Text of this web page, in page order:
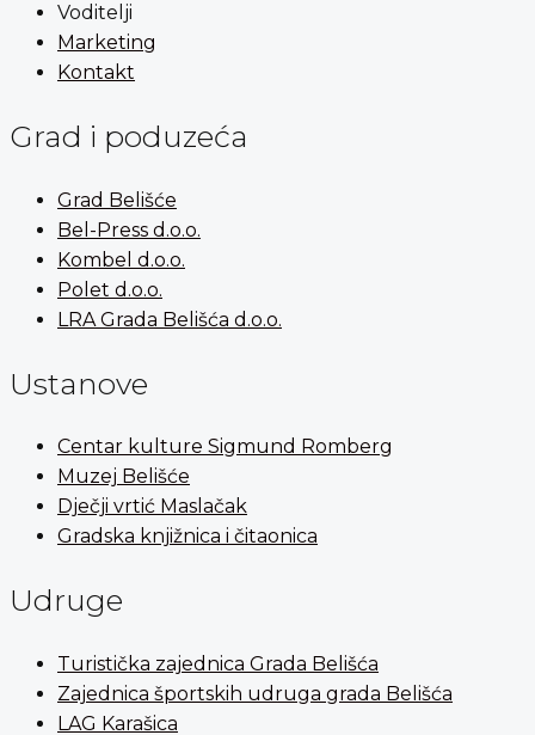
Voditelji
Marketing
Kontakt
Grad i poduzeća
Grad Belišće
Bel-Press d.o.o.
Kombel d.o.o.
Polet d.o.o.
LRA Grada Belišća d.o.o.
Ustanove
Centar kulture Sigmund Romberg
Muzej Belišće
Dječji vrtić Maslačak
Gradska knjižnica i čitaonica
Udruge
Turistička zajednica Grada Belišća
Zajednica športskih udruga grada Belišća
LAG Karašica